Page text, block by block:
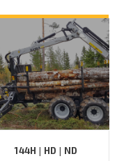
144H | HD | ND